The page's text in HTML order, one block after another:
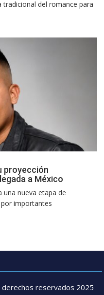
del romance para
proyección
a México
nueva etapa de
importantes
reservados 2025